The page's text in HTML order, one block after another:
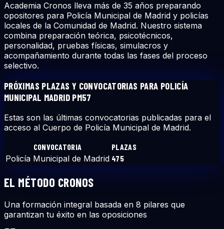
Academia Cronos lleva más de 35 años preparando
opositores para Policía Municipal de Madrid y policías
locales de la Comunidad de Madrid. Nuestro sistema
combina preparación teórica, psicotécnicos,
personalidad, pruebas físicas, simulacros y
acompañamiento durante todas las fases del proceso
selectivo.
PRÓXIMAS PLAZAS Y CONVOCATORIAS PARA POLICÍA
MUNICIPAL MADRID PM57
Estas son las últimas convocatorias publicadas para el
acceso al Cuerpo de Policía Municipal de Madrid.
CONVOCATORIA PLAZAS
Policía Municipal de Madrid 475
EL MÉTODO CRONOS
Una formación integral basada en 8 pilares que
garantizan tu éxito en las oposiciones